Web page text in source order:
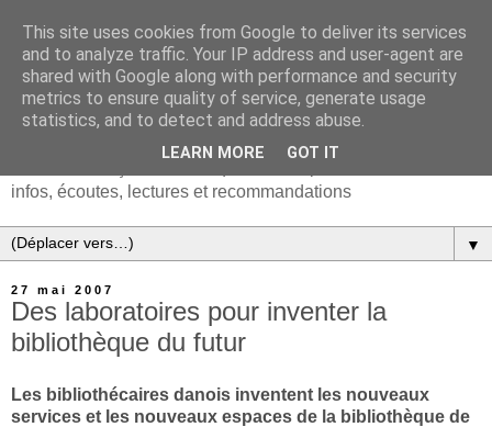
infos, écoutes, lectures et recommandations
▼
27 mai 2007
Des laboratoires pour inventer la
bibliothèque du futur
Les bibliothécaires danois inventent les nouveaux
services et les nouveaux espaces de la bibliothèque de
This site uses cookies from Google to deliver its services
and to analyze traffic. Your IP address and user-agent are
shared with Google along with performance and security
metrics to ensure quality of service, generate usage
statistics, and to detect and address abuse.
LEARN MORE GOT IT